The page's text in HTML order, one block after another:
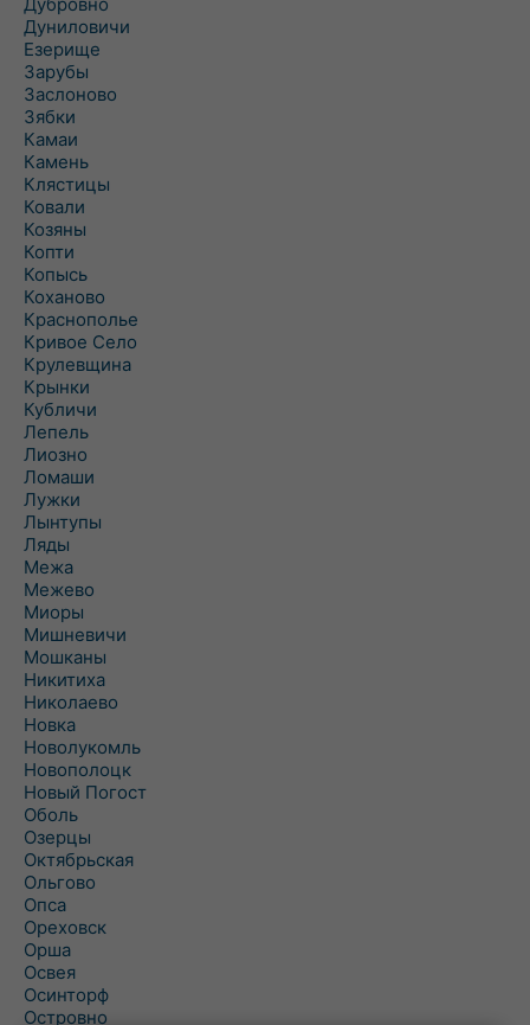
Дуниловичи
Езерище
Зарубы
Заслоново
Зябки
Камаи
Камень
Клястицы
Ковали
Козяны
Копти
Копысь
Коханово
Краснополье
Кривое Село
Крулевщина
Крынки
Кубличи
Лепель
Лиозно
Ломаши
Лужки
Лынтупы
Ляды
Межа
Межево
Миоры
Мишневичи
Мошканы
Никитиха
Николаево
Новка
Новолукомль
Новополоцк
Новый Погост
Оболь
Озерцы
Октябрьская
Ольгово
Опса
Ореховск
Орша
Освея
Осинторф
Островно